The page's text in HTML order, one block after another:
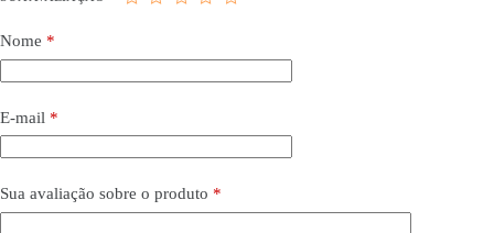
Nome *
E-mail *
Sua avaliação sobre o produto *